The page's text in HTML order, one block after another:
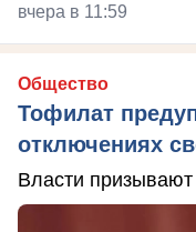
вчера в 11:59
Общество
Тофилат
отключениях
Власти призывают